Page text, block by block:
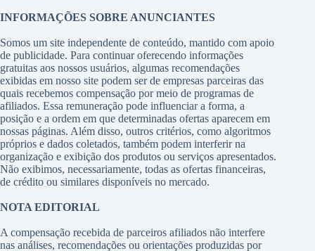
INFORMAÇÕES SOBRE ANUNCIANTES
Somos um site independente de conteúdo, mantido com apoio
de publicidade. Para continuar oferecendo informações
gratuitas aos nossos usuários, algumas recomendações
exibidas em nosso site podem ser de empresas parceiras das
quais recebemos compensação por meio de programas de
afiliados. Essa remuneração pode influenciar a forma, a
posição e a ordem em que determinadas ofertas aparecem em
nossas páginas. Além disso, outros critérios, como algoritmos
próprios e dados coletados, também podem interferir na
organização e exibição dos produtos ou serviços apresentados.
Não exibimos, necessariamente, todas as ofertas financeiras,
de crédito ou similares disponíveis no mercado.
NOTA EDITORIAL
A compensação recebida de parceiros afiliados não interfere
nas análises, recomendações ou orientações produzidas por